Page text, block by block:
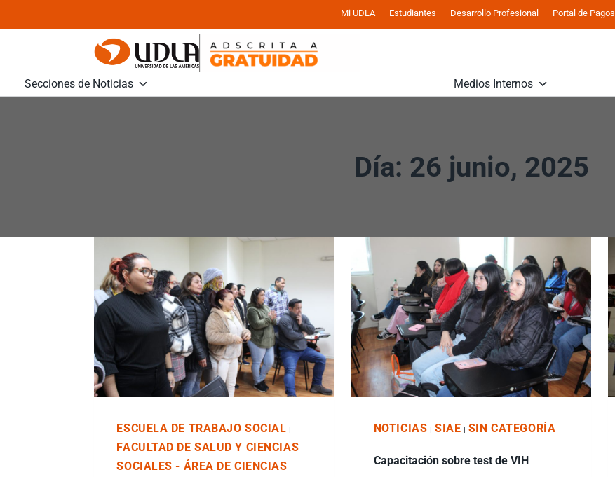
Mi UDLA Estudiantes Desarrollo Profesional Portal de Pagos
Secciones de Noticias Medios Internos
Día: 26 junio, 2025
ESCUELA DE TRABAJO SOCIAL |
FACULTAD DE SALUD Y CIENCIAS
SOCIALES - ÁREA DE CIENCIAS
NOTICIAS | SIAE | SIN CATEGORÍA
Capacitación sobre test de VIH